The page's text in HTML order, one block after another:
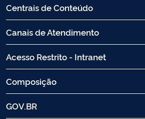
Centrais de Conteúdo
Canais de Atendimento
Acesso Restrito - Intranet
Composição
GOV.BR